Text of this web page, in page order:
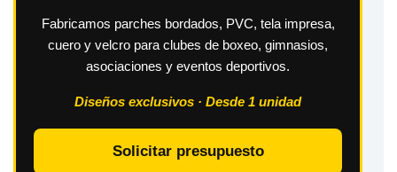
Fabricamos parches bordados, PVC, tela impresa,
cuero y velcro para clubes de boxeo, gimnasios,
asociaciones y eventos deportivos.
Diseños exclusivos · Desde 1 unidad
Solicitar presupuesto